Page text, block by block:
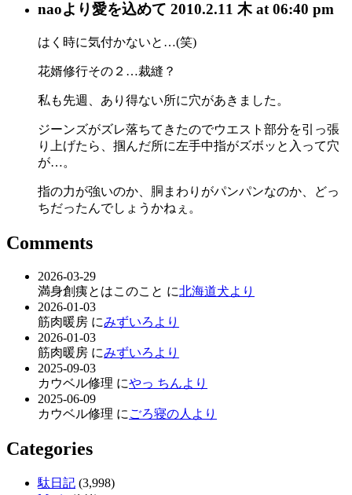
naoより愛を込めて 2010.2.11 木 at 06:40 pm
はく時に気付かないと…(笑)
花婿修行その２…裁縫？
私も先週、あり得ない所に穴があきました。
ジーンズがズレ落ちてきたのでウエスト部分を引っ張
り上げたら、掴んだ所に左手中指がズボッと入って穴
が…。
指の力が強いのか、胴まわりがパンパンなのか、どっ
ちだったんでしょうかねぇ。
Comments
2026-03-29
満身創痍とはこのこと に北海道犬より
2026-01-03
筋肉暖房 にみずいろより
2026-01-03
筋肉暖房 にみずいろより
2025-09-03
カウベル修理 にやっ ちんより
2025-06-09
カウベル修理 に ごろ寝の人より
Categories
駄日記 (3,998)